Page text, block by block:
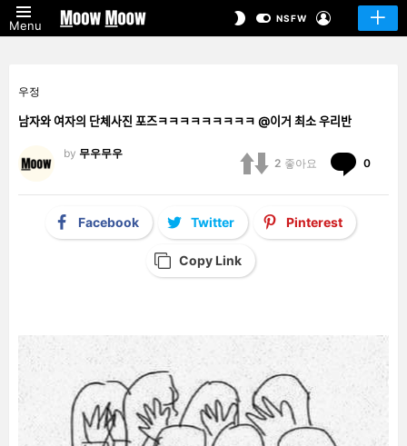
Menu
SWITCHNSFW
우정
남자와 여자의 단체사진 포즈ㅋㅋㅋㅋㅋㅋㅋㅋㅋ @이거 최소 우리반
by 무우무우
2 좋아요 0
Facebook Twitter Pinterest
Copy Link